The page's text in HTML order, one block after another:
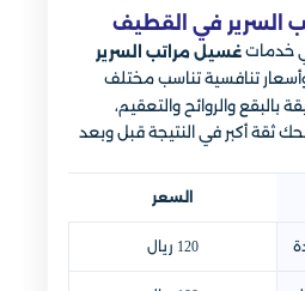
السرير في القطيف
خدمات غسيل مراتب السرير
تنافسية تناسب مختلف
بالبقع والروائح والتعقيم،
ثقة أكبر في النتيجة قبل وبعد
السعر
120 ريال